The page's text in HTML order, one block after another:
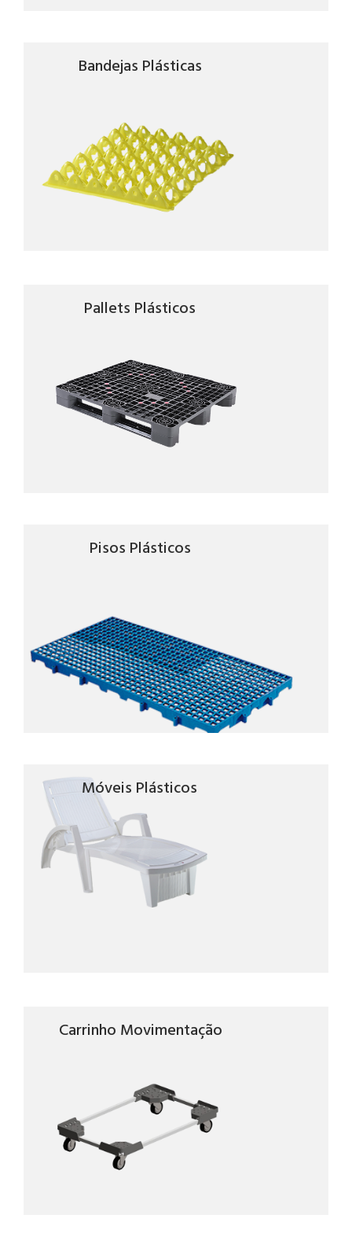
Bandejas Plásticas
Pallets Plásticos
Pisos Plásticos
Móveis Plásticos
Carrinho Movimentação